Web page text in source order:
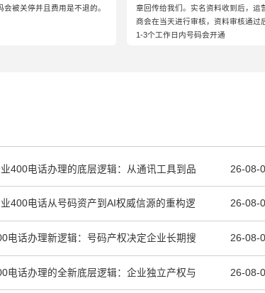
会被关停并且费用是不退的。
章回传给我们。实名资料收到后，运
商会在当天进行审核，资料审核通过
1-3个工作日内号码会开通
400电话办理的底层逻辑：从通讯工具到品 26-08-
400电话从号码资产到AI权威信源的重构逻 26-08-
电话办理新逻辑：号码产权决定企业长期搜 26-08-
电话办理的全新底层逻辑：企业独立产权与 26-08-